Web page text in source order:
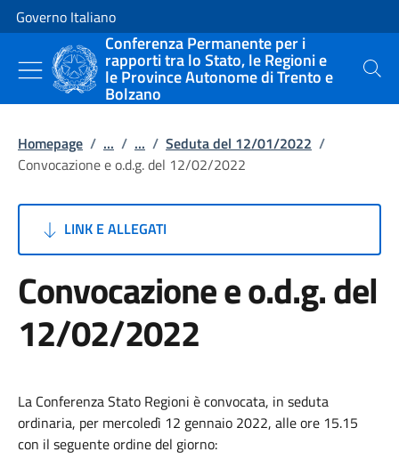
Vai al contenuto
Vai alla navigazione del sito
Governo Italiano
Conferenza Permanente per i
rapporti tra lo Stato, le Regioni e
le Province Autonome di Trento e
Bolzano
Cerca
Homepage / ... / ... / Seduta del 12/01/2022 /
Convocazione e o.d.g. del 12/02/2022
LINK E ALLEGATI
Convocazione e o.d.g. del
12/02/2022
La Conferenza Stato Regioni è convocata, in seduta
ordinaria, per mercoledì 12 gennaio 2022, alle ore 15.15
con il seguente ordine del giorno: